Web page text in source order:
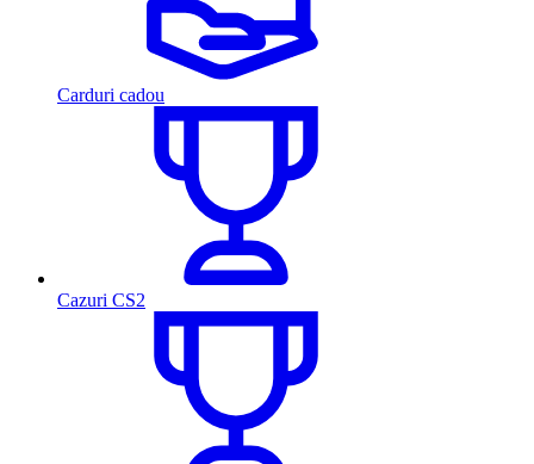
Carduri cadou
Cazuri CS2